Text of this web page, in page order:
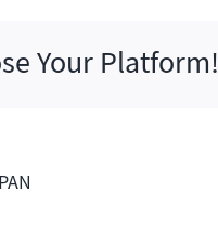
Your Platform!